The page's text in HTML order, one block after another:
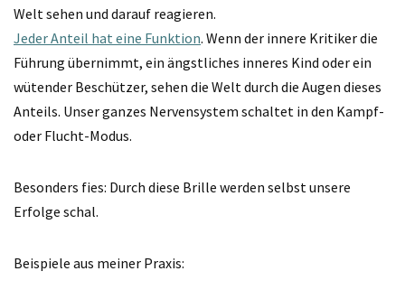
Welt sehen und darauf reagieren.
Jeder Anteil hat eine Funktion. Wenn der innere Kritiker die
Führung übernimmt, ein ängstliches inneres Kind oder ein
wütender Beschützer, sehen die Welt durch die Augen dieses
Anteils. Unser ganzes Nervensystem schaltet in den Kampf-
oder Flucht-Modus.
Besonders fies: Durch diese Brille werden selbst unsere
Erfolge schal.
Beispiele aus meiner Praxis: